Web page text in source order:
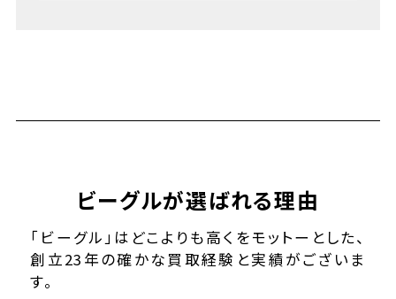
ビーグルが選ばれる理由
「ビーグル」はどこよりも高くをモットーとした、
創立23年の確かな買取経験と実績がございま
す。